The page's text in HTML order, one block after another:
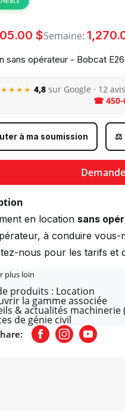
$Semaine:
sans opérateur - Bobcat E26
4,8 sur Google · 12 avis
☎ 450-
à ma soumission ⚖️
en location sans
à conduire vous-
nous pour les tarifs et
plus loin
produits : Location
la gamme associée
& actualités machinerie
de génie civil
FacebookInstagramYoutube